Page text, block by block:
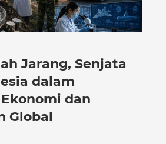
Jarang, Senjata
dalam
dan
Global